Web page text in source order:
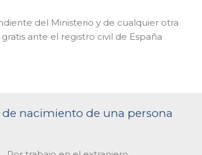
del Ministerio y de cualquier otra
ante el registro civil de España
nacimiento de una persona